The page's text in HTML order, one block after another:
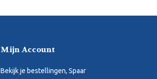
Mijn Account
Bekijk je bestellingen, Spaar